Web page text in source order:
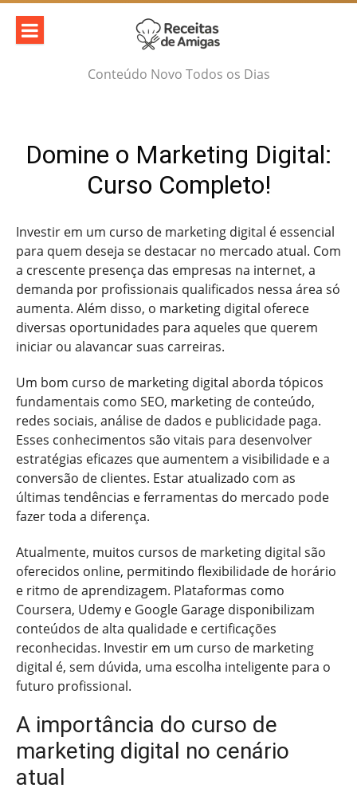
Skip
content
Conteúdo Novo Todos os Dias
Domine o Marketing Digital:
Curso Completo!
Investir em um curso de marketing digital é essencial
para quem deseja se destacar no mercado atual. Com
a crescente presença das empresas na internet, a
demanda por profissionais qualificados nessa área só
aumenta. Além disso, o marketing digital oferece
diversas oportunidades para aqueles que querem
iniciar ou alavancar suas carreiras.
Um bom curso de marketing digital aborda tópicos
fundamentais como SEO, marketing de conteúdo,
redes sociais, análise de dados e publicidade paga.
Esses conhecimentos são vitais para desenvolver
estratégias eficazes que aumentem a visibilidade e a
conversão de clientes. Estar atualizado com as
últimas tendências e ferramentas do mercado pode
fazer toda a diferença.
Atualmente, muitos cursos de marketing digital são
oferecidos online, permitindo flexibilidade de horário
e ritmo de aprendizagem. Plataformas como
Coursera, Udemy e Google Garage disponibilizam
conteúdos de alta qualidade e certificações
reconhecidas. Investir em um curso de marketing
digital é, sem dúvida, uma escolha inteligente para o
futuro profissional.
A importância do curso de
marketing digital no cenário
atual